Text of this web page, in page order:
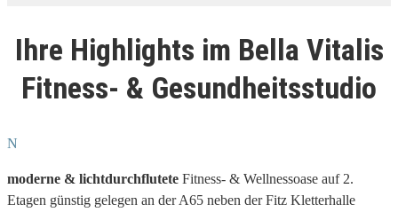
Ihre Highlights im Bella Vitalis
Fitness- & Gesundheitsstudio
N
moderne & lichtdurchflutete Fitness- & Wellnessoase auf 2.
Etagen günstig gelegen an der A65 neben der Fitz Kletterhalle